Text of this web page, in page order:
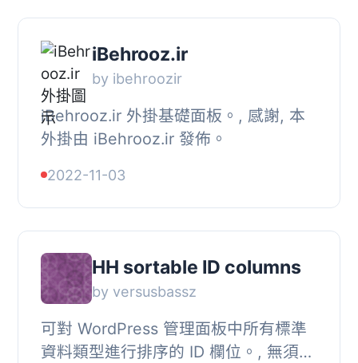
iBehrooz.ir
by ibehroozir
iBehrooz.ir 外掛基礎面板。, 感謝, 本
外掛由 iBehrooz.ir 發佈。
2022-11-03
HH sortable ID columns
by versusbassz
可對 WordPress 管理面板中所有標準
資料類型進行排序的 ID 欄位。, 無須設